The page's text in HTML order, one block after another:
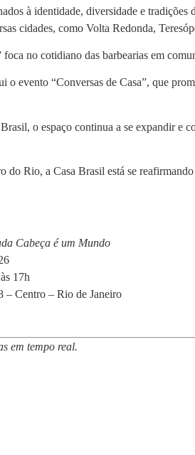
à identidade, diversidade e
cidades, como Volta Redonda,
no cotidiano das barbearias em
o evento “Conversas de Casa”, que
o espaço continua a se expandir e
Rio, a Casa Brasil está se
Cabeça é um Mundo
17h
– Centro – Rio de Janeiro
em tempo real.